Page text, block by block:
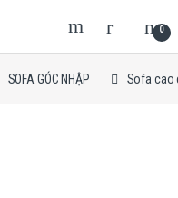
0
SOFA GÓC NHẬP Sofa cao